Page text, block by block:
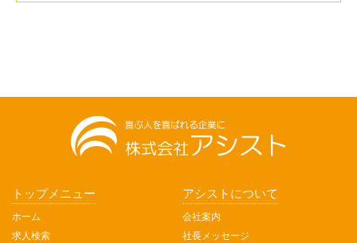
トップメニュー
ホーム
求人検索
アシストについて
会社案内
社長メッセージ